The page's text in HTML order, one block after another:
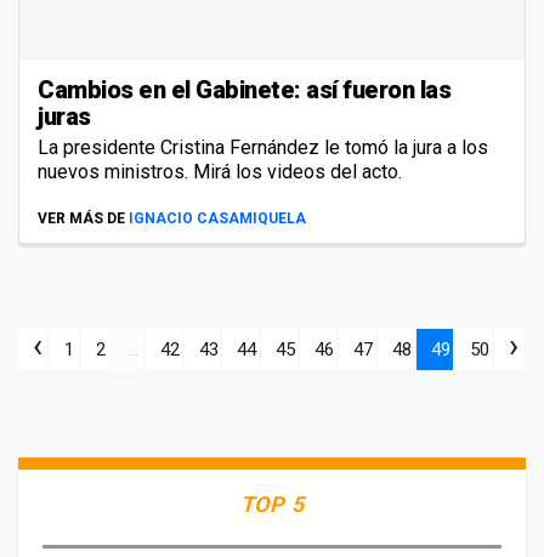
Cambios en el Gabinete: así fueron las
juras
La presidente Cristina Fernández le tomó la jura a los
nuevos ministros. Mirá los videos del acto.
VER MÁS DE IGNACIO CASAMIQUELA
‹ 1 2 ... 42 43 44 45 46 47 48 49 50 ›
TOP 5